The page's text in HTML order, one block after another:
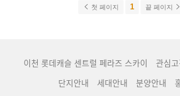
첫 페이지 1 끝 페이지
이천 롯데캐슬 센트럴 페라즈 스카이 관심
단지안내
세대안내 분양안내